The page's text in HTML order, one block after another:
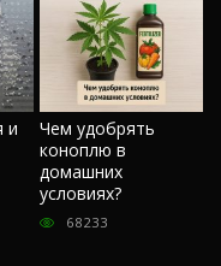
и
Чем удобрять
коноплю в
домашних
условиях?
68233